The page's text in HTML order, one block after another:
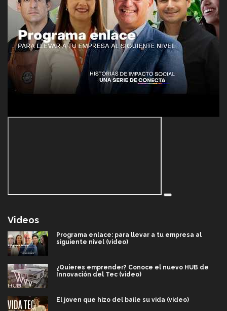
Videos
Programa enlace: para llevar a tu empresa al
siguiente nivel (video)
¿Quieres emprender? Conoce el nuevo HUB de
Innovación del Tec (video)
El joven que hizo del baile su vida (video)